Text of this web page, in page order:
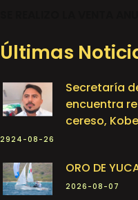
Últimas
Secretaría
encuentra
cereso,
2924-08-26
ORO DE
2026-08-07